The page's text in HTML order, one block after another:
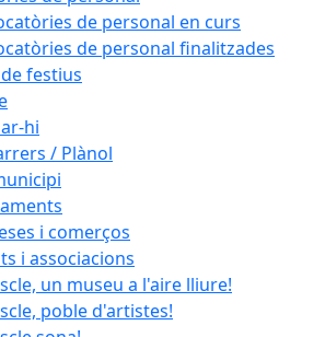
de personal en curs
de personal finalitzades
festius
hi
/ Plànol
i comerços
i associacions
un museu a l'aire lliure!
poble d'artistes!